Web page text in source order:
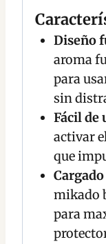
Diseño
aroma
para
sin
Fácil de
activar
que
mikado
para